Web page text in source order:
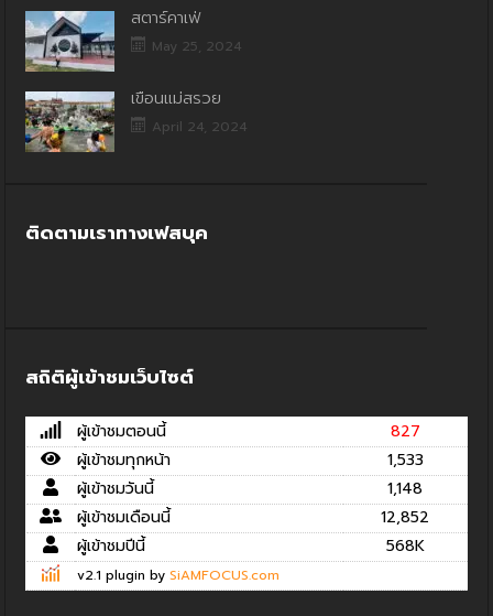
สตาร์คาเฟ่
May 25, 2024
เขื่อนแม่สรวย
April 24, 2024
ติดตามเราทางเฟสบุค
สถิติผู้เข้าชมเว็บไซต์
ผู้เข้าชมตอนนี้
827
ผู้เข้าชมทุกหน้า
1,533
ผู้เข้าชมวันนี้
1,148
ผู้เข้าชมเดือนนี้
12,852
ผู้เข้าชมปีนี้
568K
v2.1 plugin by SiAMFOCUS.com